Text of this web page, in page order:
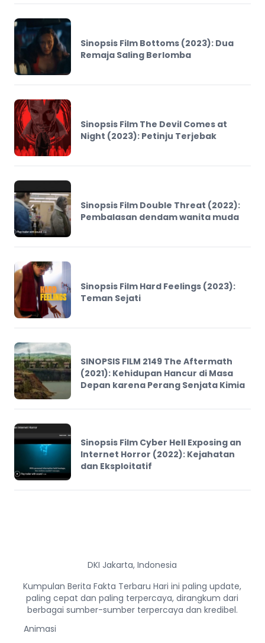
Sinopsis Film Bottoms (2023): Dua
Remaja Saling Berlomba
Sinopsis Film The Devil Comes at
Night (2023): Petinju Terjebak
Sinopsis Film Double Threat (2022):
Pembalasan dendam wanita muda
Sinopsis Film Hard Feelings (2023):
Teman Sejati
SINOPSIS FILM 2149 The Aftermath
(2021): Kehidupan Hancur di Masa
Depan karena Perang Senjata Kimia
Sinopsis Film Cyber Hell Exposing an
Internet Horror (2022): Kejahatan
dan Eksploitatif
DKI Jakarta, Indonesia
Kumpulan Berita Fakta Terbaru Hari ini paling update,
paling cepat dan paling terpercaya, dirangkum dari
berbagai sumber-sumber terpercaya dan kredibel.
Animasi